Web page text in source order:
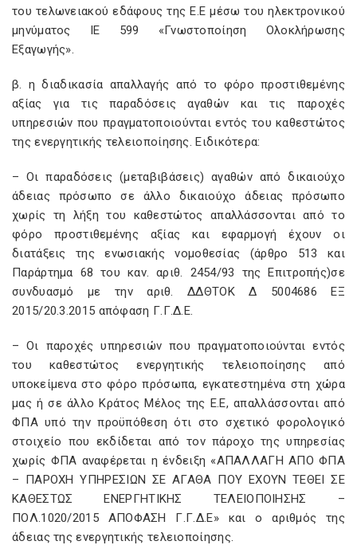
του τελωνειακού εδάφους της Ε.Ε μέσω του ηλεκτρονικού
μηνύματος ΙΕ 599 «Γνωστοποίηση Ολοκλήρωσης
Εξαγωγής».
β. η διαδικασία απαλλαγής από το φόρο προστιθεμένης
αξίας για τις παραδόσεις αγαθών και τις παροχές
υπηρεσιών που πραγματοποιούνται εντός του καθεστώτος
της ενεργητικής τελειοποίησης. Ειδικότερα:
– Οι παραδόσεις (μεταβιβάσεις) αγαθών από δικαιούχο
άδειας πρόσωπο σε άλλο δικαιούχο άδειας πρόσωπο
χωρίς τη λήξη του καθεστώτος απαλλάσσονται από το
φόρο προστιθεμένης αξίας και εφαρμογή έχουν οι
διατάξεις της ενωσιακής νομοθεσίας (άρθρο 513 και
Παράρτημα 68 του καν. αριθ. 2454/93 της Επιτροπής)σε
συνδυασμό με την αριθ. ΔΔΘΤΟΚ Δ 5004686 ΕΞ
2015/20.3.2015 απόφαση Γ.Γ.Δ.Ε.
– Οι παροχές υπηρεσιών που πραγματοποιούνται εντός
του καθεστώτος ενεργητικής τελειοποίησης από
υποκείμενα στο φόρο πρόσωπα, εγκατεστημένα στη χώρα
μας ή σε άλλο Κράτος Μέλος της Ε.Ε, απαλλάσσονται από
ΦΠΑ υπό την προϋπόθεση ότι στο σχετικό φορολογικό
στοιχείο που εκδίδεται από τον πάροχο της υπηρεσίας
χωρίς ΦΠΑ αναφέρεται η ένδειξη «ΑΠΑΛΛΑΓΗ ΑΠΟ ΦΠΑ
– ΠΑΡΟΧΗ ΥΠΗΡΕΣΙΩΝ ΣΕ ΑΓΑΘΑ ΠΟΥ ΕΧΟΥΝ ΤΕΘΕΙ ΣΕ
ΚΑΘΕΣΤΩΣ ΕΝΕΡΓΗΤΙΚΗΣ ΤΕΛΕΙΟΠΟΙΗΣΗΣ –
ΠΟΛ.1020/2015 ΑΠΟΦΑΣΗ Γ.Γ.Δ.Ε» και ο αριθμός της
άδειας της ενεργητικής τελειοποίησης.